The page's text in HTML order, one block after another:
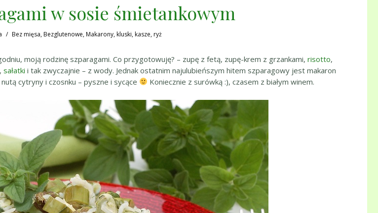
w sosie śmietankowym
Bez mięsa,Bezglutenowe,Makarony, kluski, kasze, ryż
moją rodzinę szparagami. Co przygotowuję? – zupę z fetą, zupę-krem z grzankami, risotto,
sałatki i tak zwyczajnie – z wody. Jednak ostatnim najulubieńszym hitem szparagowy jest makaron
cytryny i czosnku – pyszne i sycące
Koniecznie z surówką :), czasem z białym winem.